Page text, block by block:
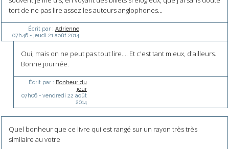
tort de ne pas lire assez les auteurs anglophones...
Écrit par : Adrienne
07h46- jeudi 21 août 2014
Oui, mais on ne peut pas tout lire.... Et c'est tant mieux, d'ailleurs.
Bonne journée.
Écrit par : Bonheur du
jour
07h06- vendredi 22 août
2014
Quel bonheur que ce livre qui est rangé sur un rayon très très
similaire au votre